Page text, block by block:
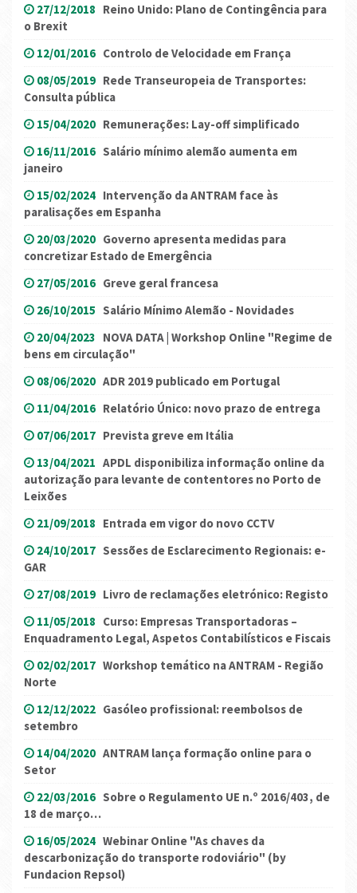
27/12/2018 Reino Unido: Plano de Contingência para
o Brexit
12/01/2016 Controlo de Velocidade em França
08/05/2019 Rede Transeuropeia de Transportes:
Consulta pública
15/04/2020 Remunerações: Lay-off simplificado
16/11/2016 Salário mínimo alemão aumenta em
janeiro
15/02/2024 Intervenção da ANTRAM face às
paralisações em Espanha
20/03/2020 Governo apresenta medidas para
concretizar Estado de Emergência
27/05/2016 Greve geral francesa
26/10/2015 Salário Mínimo Alemão - Novidades
20/04/2023 NOVA DATA | Workshop Online "Regime de
bens em circulação"
08/06/2020 ADR 2019 publicado em Portugal
11/04/2016 Relatório Único: novo prazo de entrega
07/06/2017 Prevista greve em Itália
13/04/2021 APDL disponibiliza informação online da
autorização para levante de contentores no Porto de
Leixões
21/09/2018 Entrada em vigor do novo CCTV
24/10/2017 Sessões de Esclarecimento Regionais: e-
GAR
27/08/2019 Livro de reclamações eletrónico: Registo
11/05/2018 Curso: Empresas Transportadoras –
Enquadramento Legal, Aspetos Contabilísticos e Fiscais
02/02/2017 Workshop temático na ANTRAM - Região
Norte
12/12/2022 Gasóleo profissional: reembolsos de
setembro
14/04/2020 ANTRAM lança formação online para o
Setor
22/03/2016 Sobre o Regulamento UE n.º 2016/403, de
18 de março…
16/05/2024 Webinar Online "As chaves da
descarbonização do transporte rodoviário" (by
Fundacion Repsol)